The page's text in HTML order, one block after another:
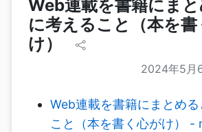
Web連載を書籍にま
に考えること（本を
け）
2024年5月
Web連載を書籍にまとめ
こと（本を書く心がけ） -